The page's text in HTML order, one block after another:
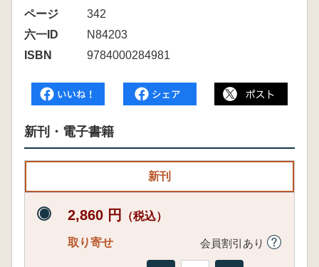
ページ
342
六一ID
N84203
ISBN
9784000284981
新刊・電子書籍
新刊
2,860 円 （税込）
取り寄せ 会員割引あり